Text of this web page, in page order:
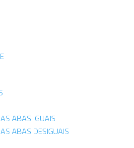
ABAS IGUAIS
ABAS DESIGUAIS